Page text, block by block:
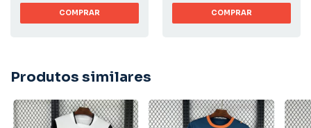
COMPRAR COMPRAR
Produtos similares